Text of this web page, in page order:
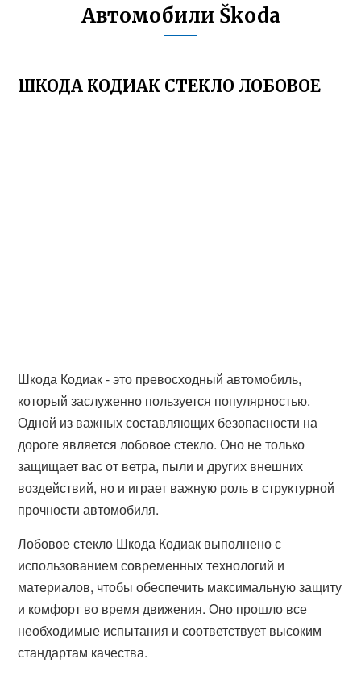
Автомобили Škoda
ШКОДА КОДИАК СТЕКЛО ЛОБОВОЕ
Шкода Кодиак - это превосходный автомобиль,
который заслуженно пользуется популярностью.
Одной из важных составляющих безопасности на
дороге является лобовое стекло. Оно не только
защищает вас от ветра, пыли и других внешних
воздействий, но и играет важную роль в структурной
прочности автомобиля.
Лобовое стекло Шкода Кодиак выполнено с
использованием современных технологий и
материалов, чтобы обеспечить максимальную защиту
и комфорт во время движения. Оно прошло все
необходимые испытания и соответствует высоким
стандартам качества.